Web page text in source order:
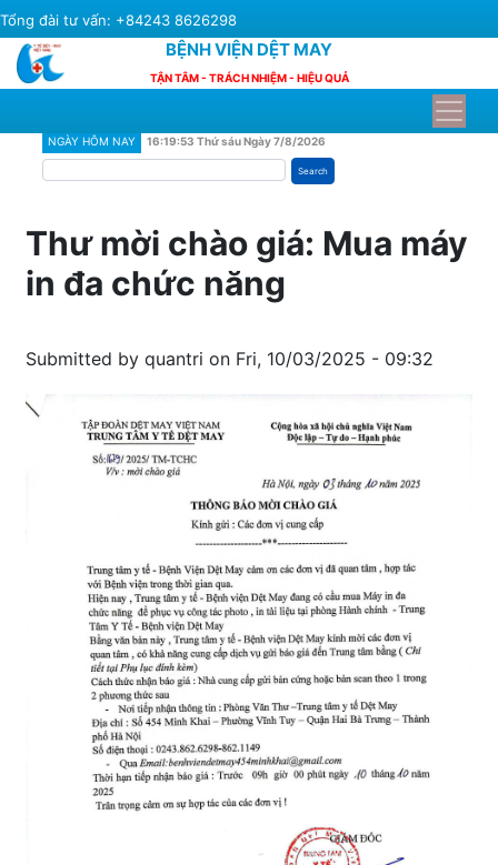
Skip
to
main
content
Tổng đài tư vấn: +84243 8626298
BỆNH VIỆN DỆT MAY
TẬN TÂM - TRÁCH NHIỆM - HIỆU QUẢ
NGÀY HÔM NAY 16:19:53 Thứ sáu Ngày 7/8/2026
Thư mời chào giá: Mua máy
in đa chức năng
Submitted by quantri on Fri, 10/03/2025 - 09:32